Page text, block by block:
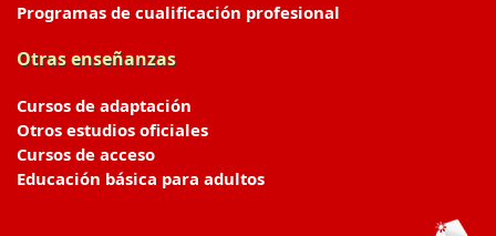
Programas de cualificación profesional
Otras enseñanzas
Cursos de adaptación
Otros estudios oficiales
Cursos de acceso
Educación básica para adultos